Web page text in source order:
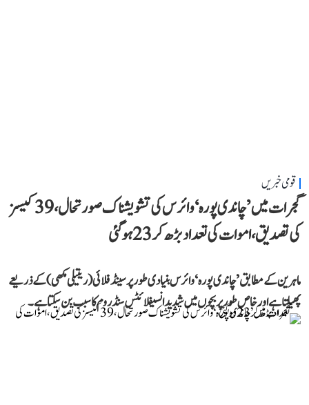
قومی خبریں
گجرات میں ’چاندی پورہ‘ وائرس کی تشویشناک صورتحال، 39 کیسز
کی تصدیق، اموات کی تعداد بڑھ کر 23 ہوگئی
ماہرین کے مطابق ’چاندی پورہ‘ وائرس بنیادی طور پر سینڈ فلائی (ریتیلی مکھی) کے ذریعے
پھیلتا ہے اور خاص طور پر بچوں میں شدید انسیفلائٹس سنڈروم کا سبب بن سکتا ہے۔